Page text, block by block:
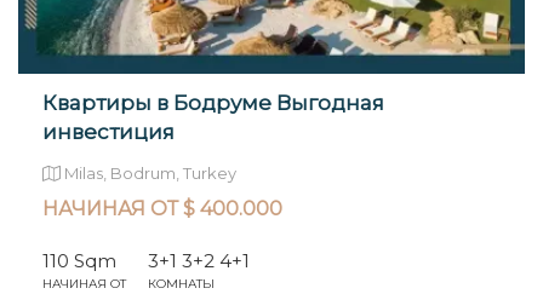
Квартиры в Бодруме Выгодная
инвестиция
Milas, Bodrum, Turkey
НАЧИНАЯ ОТ $ 400.000
110 Sqm
НАЧИНАЯ ОТ
3+1 3+2 4+1
КОМНАТЫ